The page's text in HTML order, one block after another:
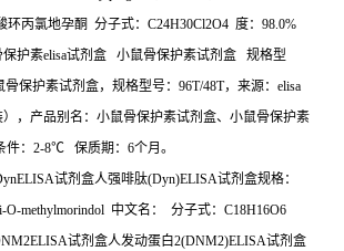
环丙氯地孕酮 分子式： C24H30Cl2O4 度： 98.0%
保护素elisa试剂盒 小鼠骨保护素试剂盒
规格型
骨保护素试剂盒，规格型号： 96T/48T，来源： elisa
，产品别名：小鼠骨保护素试剂盒、小鼠骨保护素
： 2-8℃ 保质期： 6个月。
试剂盒人强啡肽(Dyn)ELISA试剂盒规格：
O-methylmorindol 中文名： 分子式： C18H16O6
试剂盒人发动蛋白2(DNM2)ELISA试剂盒